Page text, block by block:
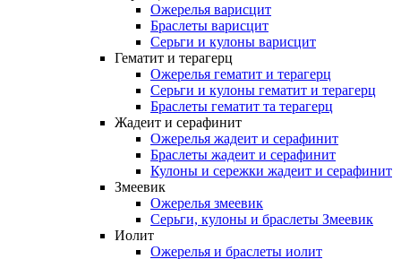
Ожерелья варисцит
Браслеты варисцит
Серьги и кулоны варисцит
Гематит и терагерц
Ожерелья гематит и терагерц
Серьги и кулоны гематит и терагерц
Браслеты гематит та терагерц
Жадеит и серафинит
Ожерелья жадеит и серафинит
Браслеты жадеит и серафинит
Кулоны и сережки жадеит и серафинит
Змеевик
Ожерелья змеевик
Серьги, кулоны и браслеты Змеевик
Иолит
Ожерелья и браслеты иолит